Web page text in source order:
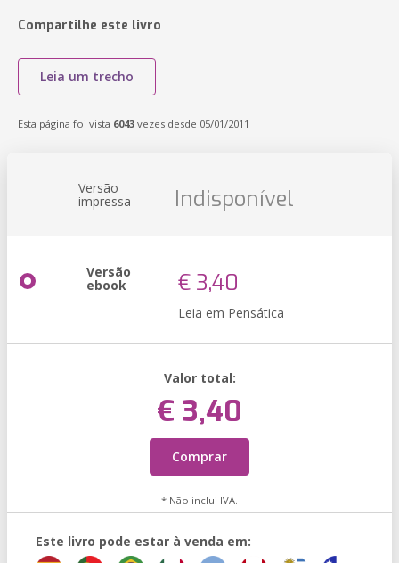
Compartilhe este livro
Leia um trecho
Esta página foi vista 6043 vezes desde 05/01/2011
Versão
impressa Indisponível
Versão
ebook € 3,40
Leia em Pensática
Valor total:
€ 3,40
Comprar
* Não inclui IVA.
Este livro pode estar à venda em: